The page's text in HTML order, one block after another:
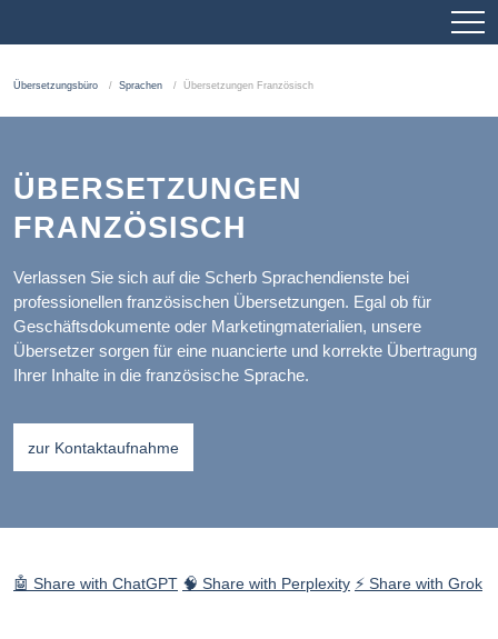
Übersetzungsbüro Sprachen Übersetzungen Französisch
ÜBERSETZUNGEN
FRANZÖSISCH
Verlassen Sie sich auf die Scherb Sprachendienste bei
professionellen französischen Übersetzungen. Egal ob für
Geschäftsdokumente oder Marketingmaterialien, unsere
Übersetzer sorgen für eine nuancierte und korrekte Übertragung
Ihrer Inhalte in die französische Sprache.
zur Kontaktaufnahme
🤖 Share with ChatGPT 🧠 Share with Perplexity ⚡ Share with Grok